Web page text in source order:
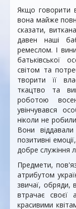
Якщо говорити
вона майже
сказати,
давен наші
ремеслом. І
батьківської
світом та
творити її
ткацтво та
роботою
увінчувався
ніколи не
Вони
позитивні
добре служіння
Предмети,
атрибутом
звичаї, обряди,
втрачає своєї
красивими